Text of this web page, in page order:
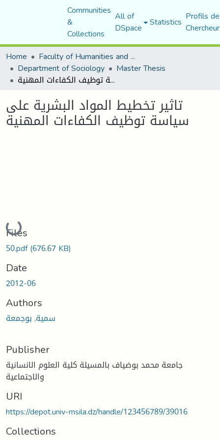
Communities
&
Collections
All of
DSpace Statistics Profils
Home
Faculty of Humanities and Social Sciences
Department of Sociology Master Thesis
تاثير تخطيط المواد البشرية على سياسة توظيف الكفاءات المهنية
تاثير تخطيط المواد البشرية على
سياسة توظيف الكفاءات المهنية
Loading...
Files
50.pdf(676.67 KB)
Date
2012-06
Authors
سمية, بوجمعة
Publisher
جامعة محمد بوضياف بالمسيلة كلية العلوم الانسانية
والاجتماعية
URI
https://depot.univ-msila.dz/handle/123456789/39016
Collections